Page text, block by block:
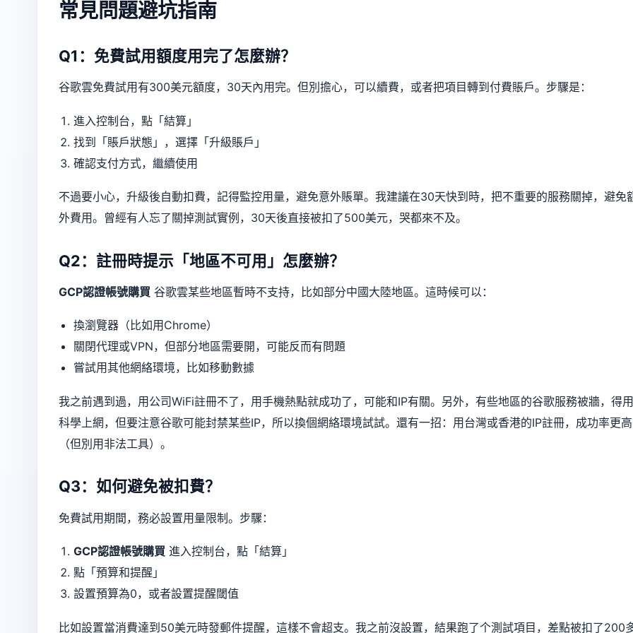
常見問題避坑指南
Q1：免費試用額度用完了怎麼辦？
谷歌雲免費試用有300美元額度，30天內用完。但別擔心，可以續費，或者把項目轉到付費賬戶。步驟是：
進入控制台，點「結算」
找到「賬戶狀態」，選擇「升級賬戶」
確認支付方式，繼續使用
不過要小心，升級後自動扣費，記得監控用量，避免意外賬單。我建議在30天快到時，把不重要的服務關掉，避免
外費用。曾經有人忘了關掉測試實例，30天後直接被扣了500美元，哭都來不及。
Q2：註冊時提示「地區不可用」怎麼辦？
GCP認證帳號購買 谷歌雲某些地區暫時不支持，比如部分中國大陸地區。這時候可以：
換瀏覽器（比如用Chrome）
關閉代理或VPN，但部分地區需要開，可能反而有問題
嘗試用其他網絡環境，比如移動數據
我之前遇到過，用公司WiFi註冊不了，用手機熱點就成功了，可能和IP有關。另外，有些地區的谷歌服務被牆，得用
科學上網，但要注意谷歌可能封禁某些IP，所以換個網絡環境試試。還有一招：用台灣或香港的IP註冊，成功率更高
（但別用非法工具）。
Q3：如何避免被扣費？
免費試用期間，務必設置用量限制。步驟：
GCP認證帳號購買 進入控制台，點「結算」
點「預算和提醒」
設置預算為0，或者設置提醒閾值
比如設置當消費達到50美元時發郵件提醒，這樣不會超支。我之前沒設置，結果跑了个測試項目，差點被扣了200